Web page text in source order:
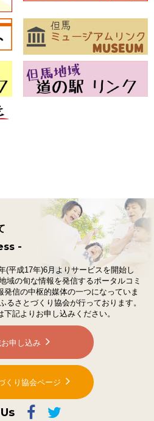
-
(平成17年)6月よりサービスを開始し
域の旬な情報を発信するポータルコミ
発信の中枢的媒体の一つになっていま
るさとづくり協会が行っております。
記よりお申し込みください。
申し込み
くり協会ページ